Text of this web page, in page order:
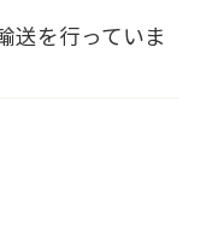
送を行っていま